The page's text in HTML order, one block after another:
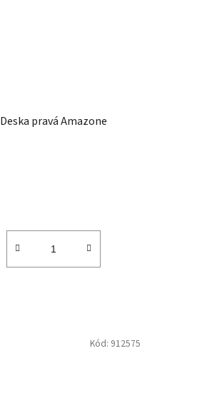
Deska pravá Amazone
Kód: 912575